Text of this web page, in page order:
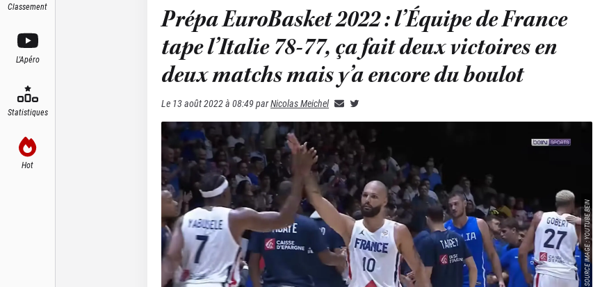
Classement
L'Apéro
Statistiques
Hot
Prépa EuroBasket 2022 : l’Équipe de France
tape l’Italie 78-77, ça fait deux victoires en
deux matchs mais y’a encore du boulot
Le 13 août 2022 à 08:49parNicolas Meichel
SOURCE IMAGE : YOUTUBE BEIN